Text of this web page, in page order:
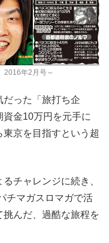
2016年2月号～
った「旅打ち企
金10万円を元手に
京を目指すという超
チャレンジに続き、
チマガスロマガで活
んだ、過酷な旅程を